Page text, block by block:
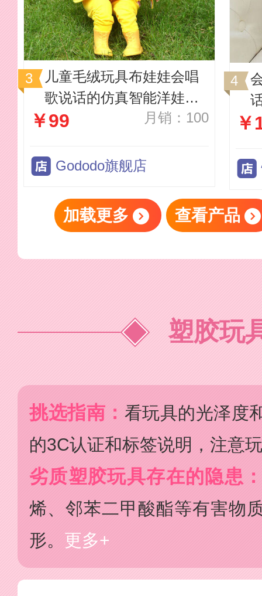
儿童毛绒玩具布娃娃会唱
歌说话的仿真智能洋娃娃
玩偶女孩生日礼物
￥99 月销：100
Gododo旗舰店
￥
加载更多 查看产品
塑胶玩
挑选指南： 看玩具的光泽度
的3C认证和标签说明，注意
劣质塑胶玩具存在的隐患
烯、邻苯二甲酸酯等有害物
形。 更多+